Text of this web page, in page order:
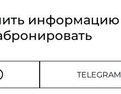
информацию
TELEGRAM